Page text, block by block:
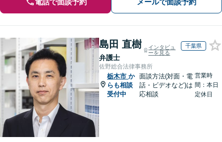
島田 直樹
弁護士
インタビュ
ーを見る
千葉県
佐野総合法律事務所
栃木市 か
らも相談
受付中
面談方法(対面・電
話・ビデオなど)は
応相談
営業時
間：本日
定休日